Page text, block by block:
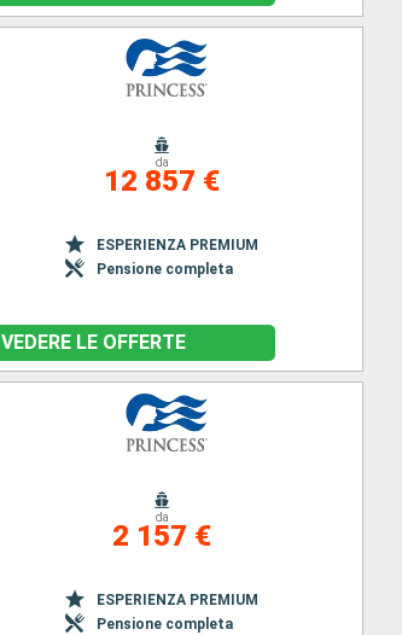
da
12 857 €
ESPERIENZA PREMIUM
Pensione completa
VEDERE LE OFFERTE
da
2 157 €
ESPERIENZA PREMIUM
Pensione completa